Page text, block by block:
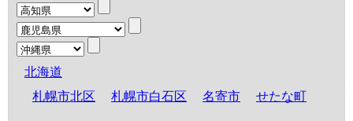
北海道
札幌市北区
札幌市白石区 名寄市 せたな町